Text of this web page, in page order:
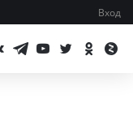
Вход